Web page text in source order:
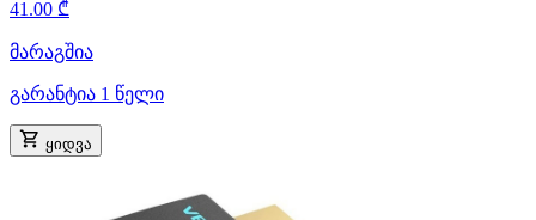
41.00 ₾
მარაგშია
გარანტია 1 წელი
ყიდვა